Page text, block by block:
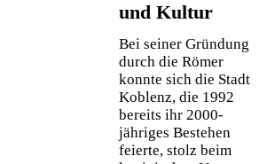
und Kultur
Bei seiner Gründung
durch die Römer
konnte sich die Stadt
Koblenz, die 1992
bereits ihr 2000-
jähriges Bestehen
feierte, stolz beim